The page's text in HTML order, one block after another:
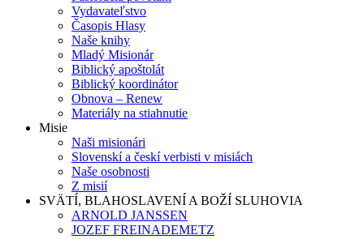
Vydavateľstvo
Časopis Hlasy
Naše knihy
Mladý Misionár
Biblický apoštolát
Biblický koordinátor
Obnova – Renew
Materiály na stiahnutie
Misie
Naši misionári
Slovenskí a českí verbisti v misiách
Naše osobnosti
Z misií
SVÄTÍ, BLAHOSLAVENÍ A BOŽÍ SLUHOVIA
ARNOLD JANSSEN
JOZEF FREINADEMETZ